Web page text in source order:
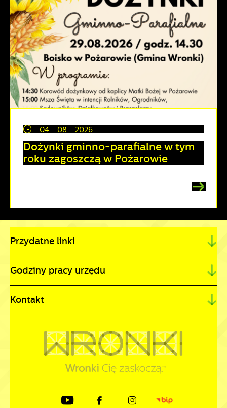
04 - 08 - 2026
Dożynki gminno-parafialne w tym
roku zagoszczą w Pożarowie
Przydatne linki
Godziny pracy urzędu
Kontakt